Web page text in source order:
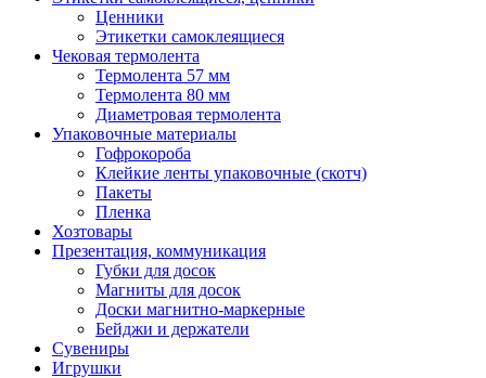
Ценники
Этикетки самоклеящиеся
Чековая термолента
Термолента 57 мм
Термолента 80 мм
Диаметровая термолента
Упаковочные материалы
Гофрокороба
Клейкие ленты упаковочные (скотч)
Пакеты
Пленка
Хозтовары
Презентация, коммуникация
Губки для досок
Магниты для досок
Доски магнитно-маркерные
Бейджи и держатели
Сувениры
Игрушки